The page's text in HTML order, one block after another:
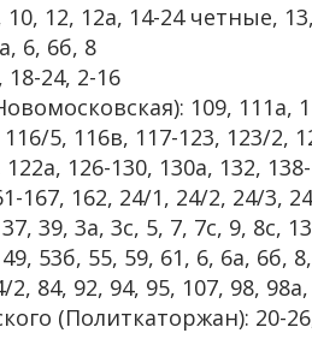
12, 12а, 14-24 четные,
6, 6б, 8
18-24, 2-16
109, 111а,
5, 116в, 117-123, 123/2,
126-130, 130а, 132,
167, 162, 24/1, 24/2, 24/3,
39, 3а, 3с, 5, 7, 7с, 9, 8с,
53б, 55, 59, 61, 6, 6а, 6б,
84, 92, 94, 95, 107, 98,
(Политкаторжан): 20-